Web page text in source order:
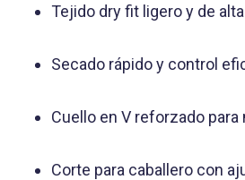
Tejido dry fit ligero y de
Secado rápido y control
Cuello en V reforzado para
Corte para caballero con